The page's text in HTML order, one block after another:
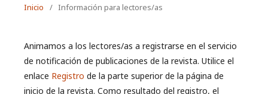
Inicio / Información para lectores/as
Animamos a los lectores/as a registrarse en el servicio
de notificación de publicaciones de la revista. Utilice el
enlace Registro de la parte superior de la página de
inicio de la revista. Como resultado del registro, el